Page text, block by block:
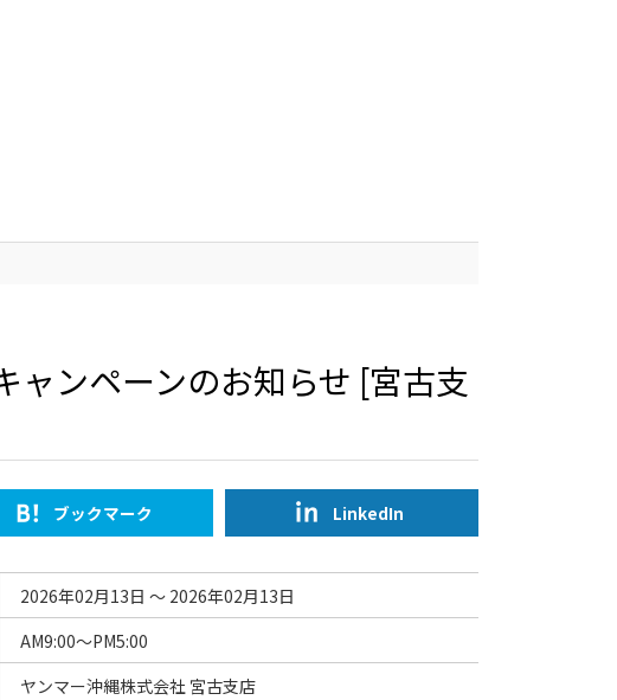
ャンペーンのお知らせ [宮古支
ブックマーク LinkedIn
2026年02月13日 ～ 2026年02月13日
AM9:00～PM5:00
ヤンマー沖縄株式会社 宮古支店